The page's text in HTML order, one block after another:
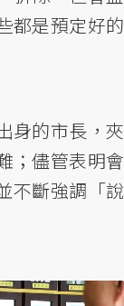
都是預定好的
身的市長，夾
；儘管表明會
不斷強調「說